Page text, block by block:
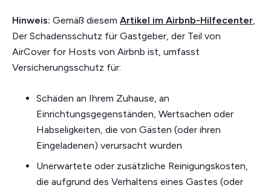
Hinweis: Gemäß diesem Artikel im Airbnb-Hilfecenter
Der Schadensschutz für Gastgeber, der Teil von
AirCover for Hosts von Airbnb ist, umfasst
Versicherungsschutz für:
Schäden an Ihrem Zuhause, an
Einrichtungsgegenständen, Wertsachen oder
Habseligkeiten, die von Gästen (oder ihren
Eingeladenen) verursacht wurden
Unerwartete oder zusätzliche Reinigungskosten,
die aufgrund des Verhaltens eines Gastes (oder